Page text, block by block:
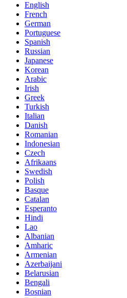
English
French
German
Portuguese
Spanish
Russian
Japanese
Korean
Arabic
Irish
Greek
Turkish
Italian
Danish
Romanian
Indonesian
Czech
Afrikaans
Swedish
Polish
Basque
Catalan
Esperanto
Hindi
Lao
Albanian
Amharic
Armenian
Azerbaijani
Belarusian
Bengali
Bosnian